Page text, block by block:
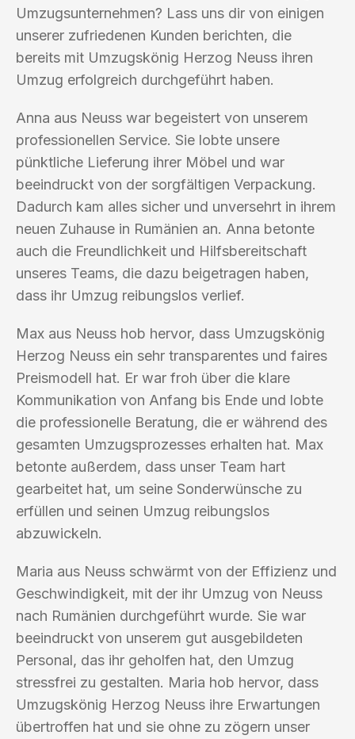
Umzugsunternehmen? Lass uns dir von einigen
unserer zufriedenen Kunden berichten, die
bereits mit Umzugskönig Herzog Neuss ihren
Umzug erfolgreich durchgeführt haben.
Anna aus Neuss war begeistert von unserem
professionellen Service. Sie lobte unsere
pünktliche Lieferung ihrer Möbel und war
beeindruckt von der sorgfältigen Verpackung.
Dadurch kam alles sicher und unversehrt in ihrem
neuen Zuhause in Rumänien an. Anna betonte
auch die Freundlichkeit und Hilfsbereitschaft
unseres Teams, die dazu beigetragen haben,
dass ihr Umzug reibungslos verlief.
Max aus Neuss hob hervor, dass Umzugskönig
Herzog Neuss ein sehr transparentes und faires
Preismodell hat. Er war froh über die klare
Kommunikation von Anfang bis Ende und lobte
die professionelle Beratung, die er während des
gesamten Umzugsprozesses erhalten hat. Max
betonte außerdem, dass unser Team hart
gearbeitet hat, um seine Sonderwünsche zu
erfüllen und seinen Umzug reibungslos
abzuwickeln.
Maria aus Neuss schwärmt von der Effizienz und
Geschwindigkeit, mit der ihr Umzug von Neuss
nach Rumänien durchgeführt wurde. Sie war
beeindruckt von unserem gut ausgebildeten
Personal, das ihr geholfen hat, den Umzug
stressfrei zu gestalten. Maria hob hervor, dass
Umzugskönig Herzog Neuss ihre Erwartungen
übertroffen hat und sie ohne zu zögern unser